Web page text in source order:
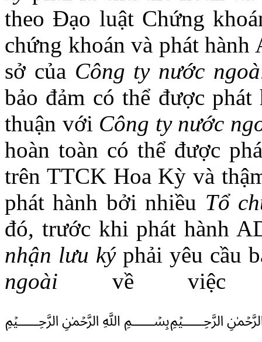
theo Đạo luật Chứng
chứng khoán và phát
sở của Công ty nước
bảo đảm có thể được
thuận với Công ty nước
hoàn toàn có thể được
trên TTCK Hoa Kỳ và
phát hành bởi nhiều Tổ
đó, trước khi phát hành
nhận lưu kýphải yêu cầu
ngoài về việc